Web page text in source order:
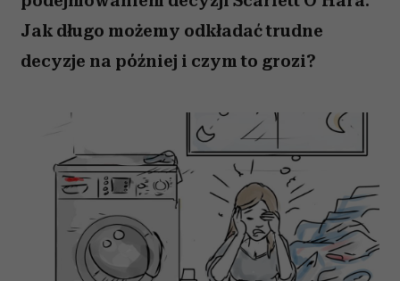
Jak długo możemy odkładać trudne
decyzje na później i czym to grozi?